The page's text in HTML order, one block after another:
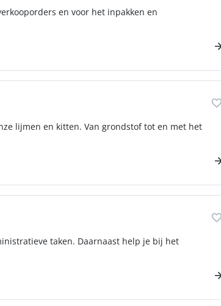
en voor het inpakken en
lijmen en kitten. Van grondstof tot en met het
taken. Daarnaast help je bij het